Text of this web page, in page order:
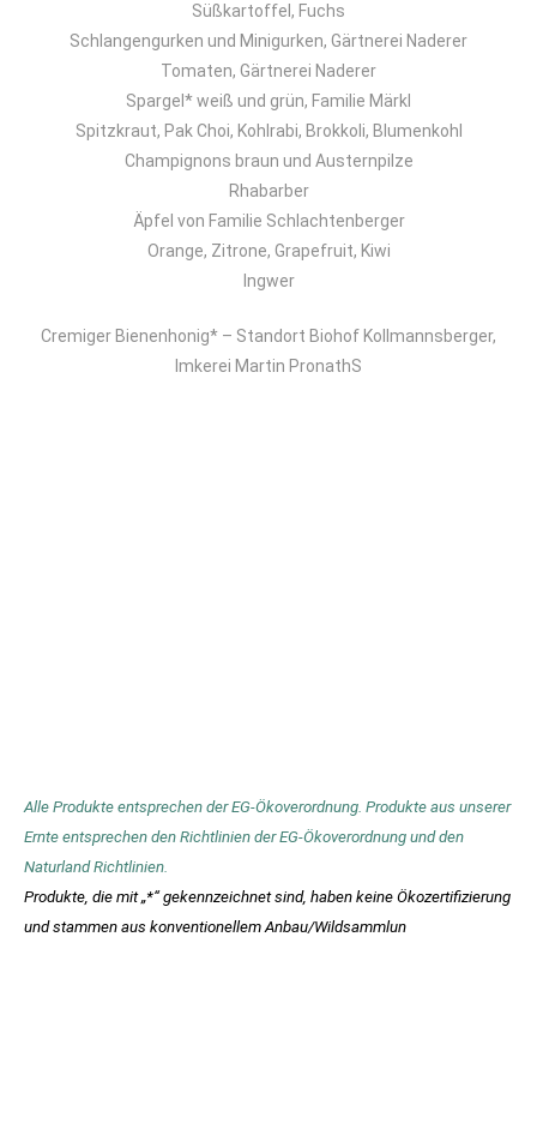
Süßkartoffel, Fuchs
Schlangengurken und Minigurken, Gärtnerei Naderer
Tomaten, Gärtnerei Naderer
Spargel* weiß und grün, Familie Märkl
Spitzkraut, Pak Choi, Kohlrabi, Brokkoli, Blumenkohl
Champignons braun und Austernpilze
Rhabarber
Äpfel von Familie Schlachtenberger
Orange, Zitrone, Grapefruit, Kiwi
Ingwer
Cremiger Bienenhonig* – Standort Biohof Kollmannsberger,
Imkerei Martin PronathS
Alle Produkte entsprechen der EG-Ökoverordnung. Produkte aus unserer
Ernte entsprechen den Richtlinien der EG-Ökoverordnung und den
Naturland Richtlinien.
Produkte, die mit „*“ gekennzeichnet sind, haben keine Ökozertifizierung
und stammen aus konventionellem Anbau/Wildsammlun